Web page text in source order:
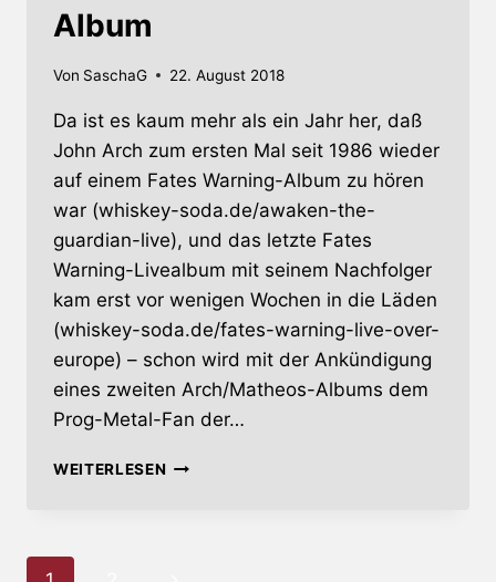
Album
Von SaschaG 22. August 2018
Da ist es kaum mehr als ein Jahr her, daß
John Arch zum ersten Mal seit 1986 wieder
auf einem Fates Warning-Album zu hören
war (whiskey-soda.de/awaken-the-
guardian-live), und das letzte Fates
Warning-Livealbum mit seinem Nachfolger
kam erst vor wenigen Wochen in die Läden
(whiskey-soda.de/fates-warning-live-over-
europe) – schon wird mit der Ankündigung
eines zweiten Arch/Matheos-Albums dem
Prog-Metal-Fan der…
WEITERLESENARCH/MATHEOS